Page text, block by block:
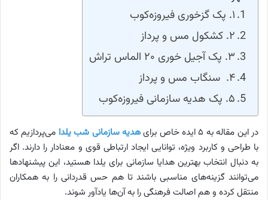
۱. پک گزخوری فیروزه‌کوب
۲. کشکول مس و پرداز
۳. پک آجیل خوری ۲۰ الماس تراش
۴. سنگاب مس و پرداز
۵. پک هدیه سازمانی فیروزه‌کوب
در این مقاله به ۵ ایده خاص برای هدیه‌ سازمانی شب یلدا می‌پردازیم که
با طراحی و کاربرد ویژه، توانایی ایجاد ارتباطی قوی و معنادار را دارند. اگر
به دنبال انتخاب بهترین هدایا سازمانی برای یلدا هستید، این پیشنهادها
می‌توانند گزینه‌های مناسبی باشند تا هم حس قدردانی را به همکاران
منتقل کرده و هم اصالت فرهنگی را به آن‌ها یادآور شوند.